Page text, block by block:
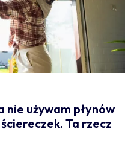
nie używam płynów
Ta rzecz